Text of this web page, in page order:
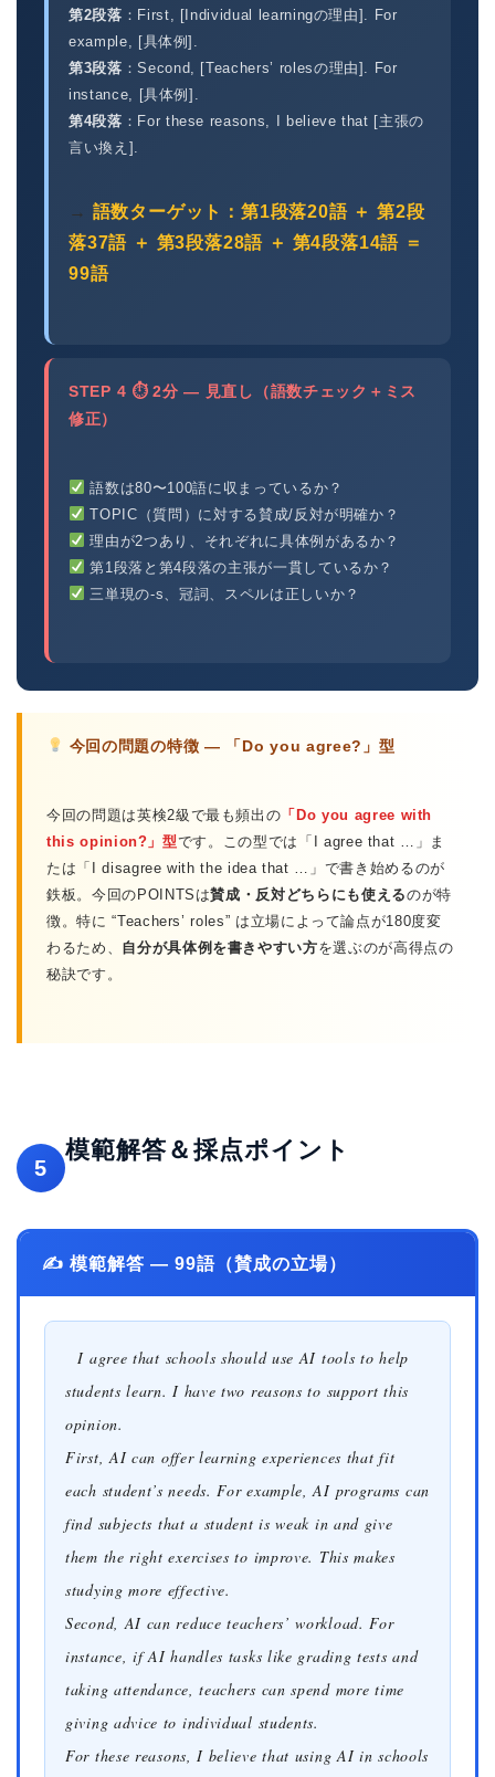
第2段落 ：First, [Individual learningの理由]. For
example, [具体例].
第3段落 ：Second, [Teachers’ rolesの理由]. For
instance, [具体例].
第4段落 ：For these reasons, I believe that [主張の
言い換え].
→ 語数ターゲット：第1段落20語 ＋ 第2段
落37語 ＋ 第3段落28語 ＋ 第4段落14語 ＝
99語
STEP 4 ⏱ 2分 — 見直し（語数チェック＋ミス
修正）
語数は80〜100語に収まっているか？
TOPIC（質問）に対する賛成/反対が明確か？
理由が2つあり、それぞれに具体例があるか？
第1段落と第4段落の主張が一貫しているか？
三単現の-s、冠詞、スペルは正しいか？
今回の問題の特徴 — 「Do you agree?」型
今回の問題は英検2級で最も頻出の 「Do you agree with
this opinion?」型です。この型では「I agree that …」ま
たは「I disagree with the idea that …」で書き始めるのが
鉄板。今回のPOINTSは賛成・反対どちらにも使えるのが特
徴。特に “Teachers’ roles” は立場によって論点が180度変
わるため、 自分が具体例を書きやすい方を選ぶのが高得点の
秘訣です。
5
模範解答＆採点ポイント
✍️ 模範解答 — 99語（賛成の立場）
I agree that schools should use AI tools to help
students learn. I have two reasons to support this
opinion.
First, AI can offer learning experiences that fit
each student’s needs. For example, AI programs can
find subjects that a student is weak in and give
them the right exercises to improve. This makes
studying more effective.
Second, AI can reduce teachers’ workload. For
instance, if AI handles tasks like grading tests and
taking attendance, teachers can spend more time
giving advice to individual students.
For these reasons, I believe that using AI in schools